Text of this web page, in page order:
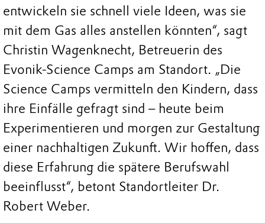
entwickeln sie schnell viele Ideen, was sie
mit dem Gas alles anstellen könnten“, sagt
Christin Wagenknecht, Betreuerin des
Evonik-Science Camps am Standort. „Die
Science Camps vermitteln den Kindern, dass
ihre Einfälle gefragt sind – heute beim
Experimentieren und morgen zur Gestaltung
einer nachhaltigen Zukunft. Wir hoffen, dass
diese Erfahrung die spätere Berufswahl
beeinflusst“, betont Standortleiter Dr.
Robert Weber.